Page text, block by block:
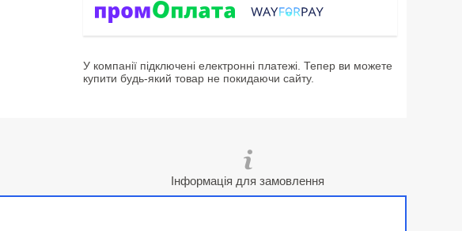
У компанії підключені електронні платежі. Тепер ви можете
купити будь-який товар не покидаючи сайту.
Інформація для замовлення